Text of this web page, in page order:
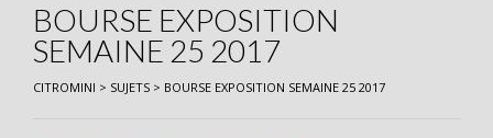
BOURSE EXPOSITION
SEMAINE 25 2017
CITROMINI > SUJETS > BOURSE EXPOSITION SEMAINE 25 2017